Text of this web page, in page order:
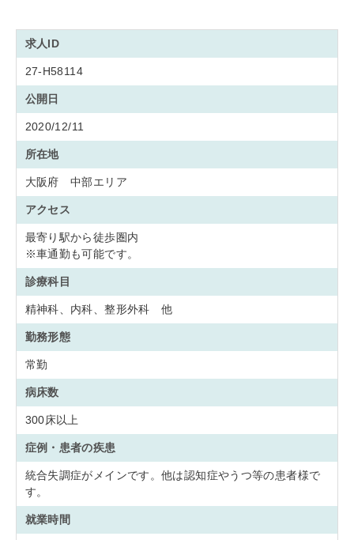
求人ID
27-H58114
公開日
2020/12/11
所在地
大阪府 中部エリア
アクセス
最寄り駅から徒歩圏内
※車通勤も可能です。
診療科目
精神科、内科、整形外科 他
勤務形態
常勤
病床数
300床以上
症例・患者の疾患
統合失調症がメインです。他は認知症やうつ等の患者様で
す。
就業時間